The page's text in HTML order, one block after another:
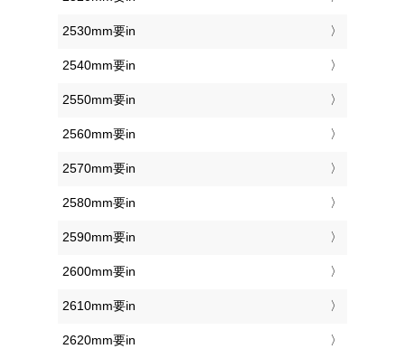
2530mm要in
2540mm要in
2550mm要in
2560mm要in
2570mm要in
2580mm要in
2590mm要in
2600mm要in
2610mm要in
2620mm要in